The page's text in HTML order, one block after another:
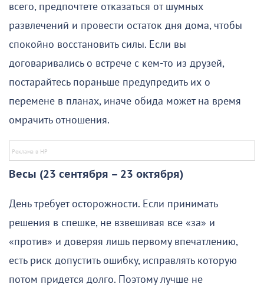
всего, предпочтете отказаться от шумных
развлечений и провести остаток дня дома, чтобы
спокойно восстановить силы. Если вы
договаривались о встрече с кем-то из друзей,
постарайтесь пораньше предупредить их о
перемене в планах, иначе обида может на время
омрачить отношения.
Весы (23 сентября – 23 октября)
День требует осторожности. Если принимать
решения в спешке, не взвешивая все «за» и
«против» и доверяя лишь первому впечатлению,
есть риск допустить ошибку, исправлять которую
потом придется долго. Поэтому лучше не